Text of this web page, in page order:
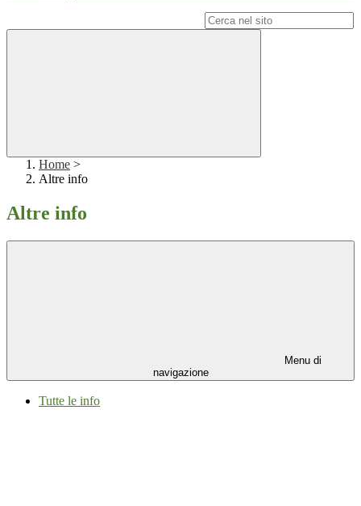
Home >
Altre info
Altre info
Menu di
navigazione
Tutte le info